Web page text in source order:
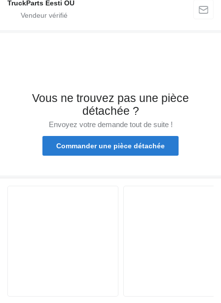
TruckParts Eesti OÜ
Vous ne trouvez pas une pièce
détachée ?
Envoyez votre demande tout de suite !
Commander une pièce détachée